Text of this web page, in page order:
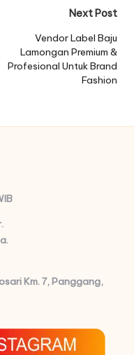
Next Post
Vendor Label Baju
Lamongan Premium &
Profesional Untuk Brand
Fashion
Km. 7,Panggang,